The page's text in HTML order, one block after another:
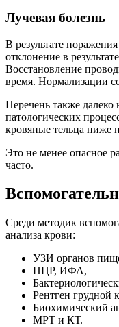
Лучевая болезнь
В результате
отклонение в
Восстановление
время. Нормализации
Перечень также
патологических
кровяные тельца ниже
Это не менее опасное
часто.
Среди методик
анализа крови:
УЗИ органов
ПЦР, ИФА,
Рентген грудной
Биохимический
МРТ и КТ.